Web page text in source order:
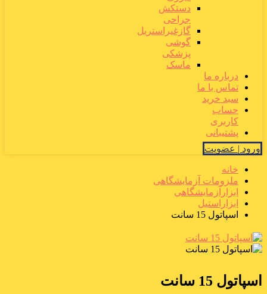
دستکش
جراحی
گازغیراستریل
گوشی
پزشکی
ماسک
درباره ما
تماس با ما
سبد خرید
حساب
کاربری
پشتیبانی
ورود | عضویت
خانه
ملزومات آزمایشگاهی
ابزارآزمایشگاهی
ابزاراستیل
اسپاتول 15 سانت
اسپاتول 15 سانت